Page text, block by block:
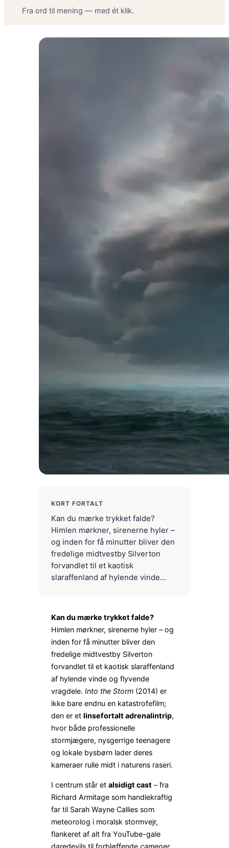
Fra ord til mening — med ét klik.
KORT FORTALT
Kan du mærke trykket falde?
Himlen mørkner, sirenerne hyler –
og inden for få minutter bliver den
fredelige midt­vest­by Silverton
forvandlet til et kaotisk
slaraffenland af hylende vinde…
Kan du mærke trykket falde?
Himlen mørkner, sirenerne hyler – og
inden for få minutter bliver den
fredelige midt­vest­by Silverton
forvandlet til et kaotisk slaraffenland
af hylende vinde og flyvende
vragdele. Into the Storm (2014) er
ikke bare endnu en katastrofefilm;
den er et linsefortalt adrenalintrip,
hvor både professionelle
stormjægere, nysgerrige teenagere
og lokale bysbørn lader deres
kameraer rulle midt i naturens raseri.
I centrum står et alsidigt cast – fra
Richard Armitage som handlekraftig
far til Sarah Wayne Callies som
meteorolog i moralsk stormvejr,
flankeret af alt fra YouTube-gale
daredevils til forbløffende cameoer